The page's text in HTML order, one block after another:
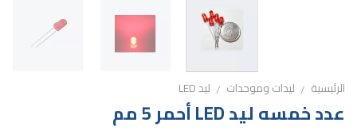
الرئيسية / ليدات وموحدات / ليد LED
عدد خمسه ليد LED أحمر 5 مم